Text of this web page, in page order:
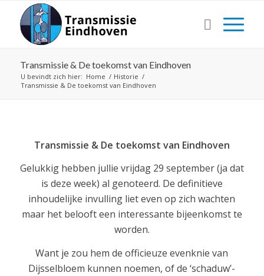
Transmissie & De toekomst van Eindhoven
U bevindt zich hier: Home / Historie /
Transmissie & De toekomst van Eindhoven
Transmissie & De toekomst van Eindhoven
Gelukkig hebben jullie vrijdag 29 september (ja dat
is deze week) al genoteerd. De definitieve
inhoudelijke invulling liet even op zich wachten
maar het belooft een interessante bijeenkomst te
worden.
Want je zou hem de officieuze evenknie van
Dijsselbloem kunnen noemen, of de ‘schaduw’-